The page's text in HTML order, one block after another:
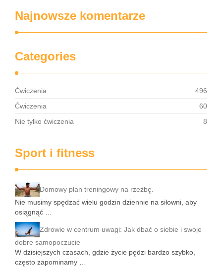
Najnowsze komentarze
Categories
Ćwiczenia
496
Ćwiczenia
60
Nie tylko ćwiczenia
8
Sport i fitness
Domowy plan treningowy na rzeźbę.
Nie musimy spędzać wielu godzin dziennie na siłowni, aby
osiągnąć …
Zdrowie w centrum uwagi: Jak dbać o siebie i swoje
dobre samopoczucie
W dzisiejszych czasach, gdzie życie pędzi bardzo szybko,
często zapominamy …